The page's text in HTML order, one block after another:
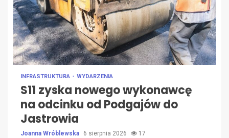
INFRASTRUKTURA WYDARZENIA
S11 zyska nowego wykonawcę
na odcinku od Podgajów do
Jastrowia
Joanna Wróblewska 6 sierpnia 2026 17